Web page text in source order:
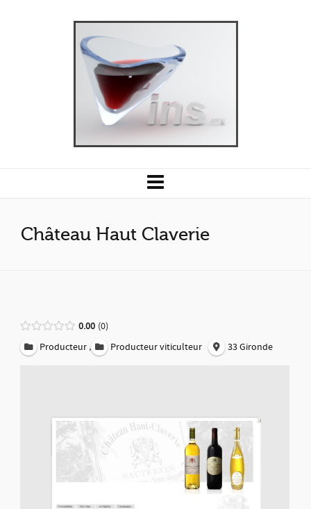
Château Haut Claverie
0.00 0
Producteur , Producteur viticulteur 33 Gironde